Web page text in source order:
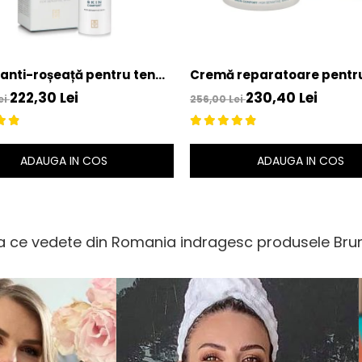
roșeață pentru ten
Redness, 50 ml –
222,30 Lei
ADAUGA IN COS
Cremă reparatoare
sensibil Skin Restore Plus,
Bruno Vassari
256,00 Lei230,40 Lei
ADAUGA IN COS
ce vedete din Romania indragesc produsele